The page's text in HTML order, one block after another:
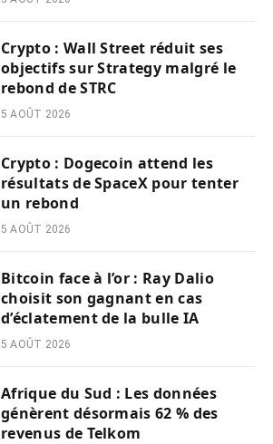
Crypto : Wall Street réduit ses
objectifs sur Strategy malgré le
rebond de STRC
5 AOÛT 2026
Crypto : Dogecoin attend les
résultats de SpaceX pour tenter
un rebond
5 AOÛT 2026
Bitcoin face à l’or : Ray Dalio
choisit son gagnant en cas
d’éclatement de la bulle IA
5 AOÛT 2026
Afrique du Sud : Les données
génèrent désormais 62 % des
revenus de Telkom